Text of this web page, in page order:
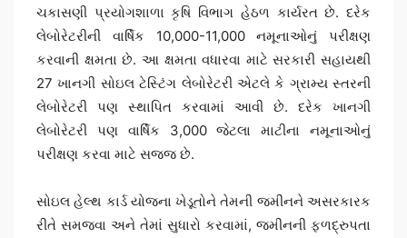
ચકાસણી પ્રયોગશાળા કૃષિ વિભાગ હેઠળ કાર્યરત છે. દરેક
લેબોરેટરીની વાર્ષિક 10,000-11,000 નમૂનાઓનું પરીક્ષણ
કરવાની ક્ષમતા છે. આ ક્ષમતા વધારવા માટે સરકારી સહાયથી
27 ખાનગી સોઇલ ટેસ્ટિંગ લેબોરેટરી એટલે કે ગ્રામ્ય સ્તરની
લેબોરેટરી પણ સ્થાપિત કરવામાં આવી છે. દરેક ખાનગી
લેબોરેટરી પણ વાર્ષિક 3,000 જેટલા માટીના નમૂનાઓનું
પરીક્ષણ કરવા માટે સજ્જ છે.
સોઇલ હેલ્થ કાર્ડ યોજના ખેડૂતોને તેમની જમીનને અસરકારક
રીતે સમજવા અને તેમાં સુધારો કરવામાં, જમીનની ફળદ્રુપતા